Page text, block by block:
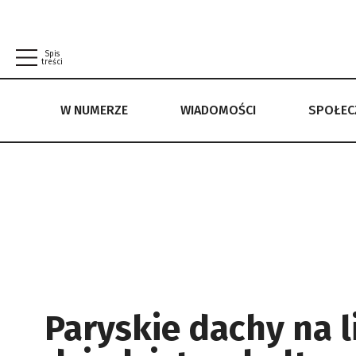
Spis
treści
W NUMERZE WIADOMOŚCI
W NUMERZE WIADOMOŚCI SPOŁECZEŃSTWO
Paryskie dachy na